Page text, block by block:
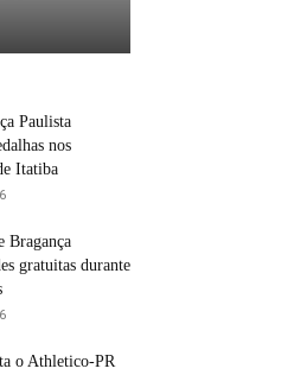
Paulista
nos
Itatiba
Bragança
gratuitas durante
o Athletico-PR